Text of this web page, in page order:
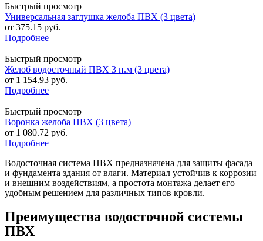
Быстрый просмотр
Универсальная заглушка желоба ПВХ (3 цвета)
от 375.15 руб.
Подробнее
Быстрый просмотр
Желоб водосточный ПВХ 3 п.м (3 цвета)
от 1 154.93 руб.
Подробнее
Быстрый просмотр
Воронка желоба ПВХ (3 цвета)
от 1 080.72 руб.
Подробнее
Водосточная система ПВХ предназначена для защиты фасада
и фундамента здания от влаги. Материал устойчив к коррозии
и внешним воздействиям, а простота монтажа делает его
удобным решением для различных типов кровли.
Преимущества водосточной системы
ПВХ